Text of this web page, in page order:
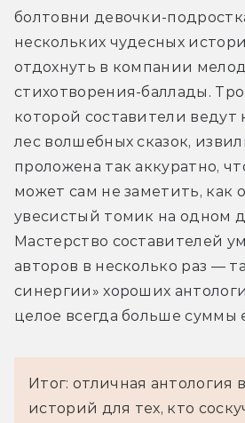
болтовни девочки-
нескольких чудесных
отдохнуть в компании
стихотворения-баллады.
которой составители ведут
лес волшебных сказок,
проложена так аккуратно,
может сам не заметить, как
увесистый томик на одном
Мастерство составителей
авторов в несколько раз —
синергии» хороших
целое всегда больше суммы
Итог: отличная антология
историй для тех, кто